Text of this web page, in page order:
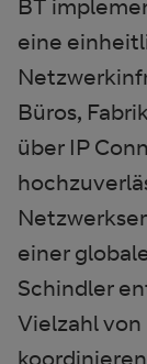
BT
eine
Büros,
über IP
einer
Schindler
Vielzahl